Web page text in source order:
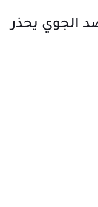
الجوي يحذر